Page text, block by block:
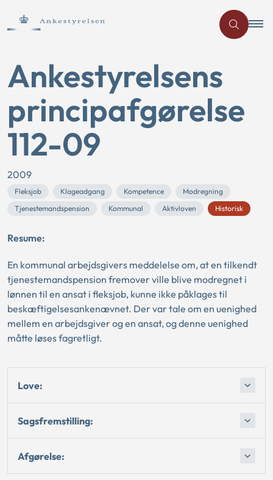
Ankestyrelsens
principafgørelse
112-09
2009
Fleksjob Klageadgang Kompetence
Modregning
Tjenestemandspension
Kommunal Aktivloven Historisk
Resume:
En kommunal arbejdsgivers meddelelse om, at en tilkendt
tjenestemandspension fremover ville blive modregnet i
lønnen til en ansat i fleksjob, kunne ikke påklages til
beskæftigelsesankenævnet. Der var tale om en uenighed
mellem en arbejdsgiver og en ansat, og denne uenighed
måtte løses fagretligt.
Love:
Sagsfremstilling:
Afgørelse: